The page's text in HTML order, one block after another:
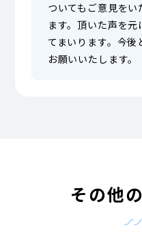
ついてもご意見を
ます。頂いた声を
てまいります。今後
お願いいたします。
その他